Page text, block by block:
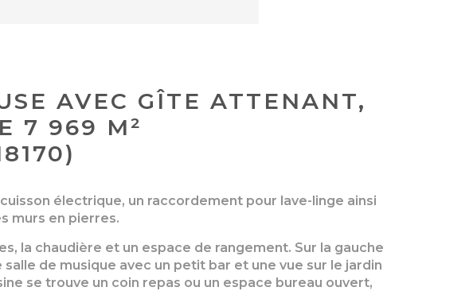
AVEC GÎTE ATTENANT,
7 969 M²
électrique, un raccordement pour lave-linge ainsi
murs en pierres.
la chaudière et un espace de rangement. Sur la gauche
de musique avec un petit bar et une vue sur le jardin
se trouve un coin repas ou un espace bureau ouvert,